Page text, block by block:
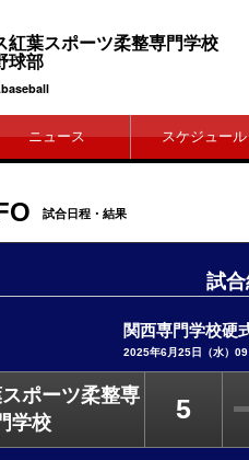
紅葉スポーツ柔整専門
球部
ニュース スケジュール
試合日程・結果
試
関西専門学校硬
2025年6月25日（水）
ポーツ柔整専
学校
5